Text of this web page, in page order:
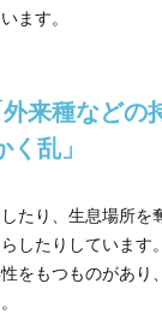
ます。
来種などの
乱」
たり、生息場所を
したりしています
をもつものがあり